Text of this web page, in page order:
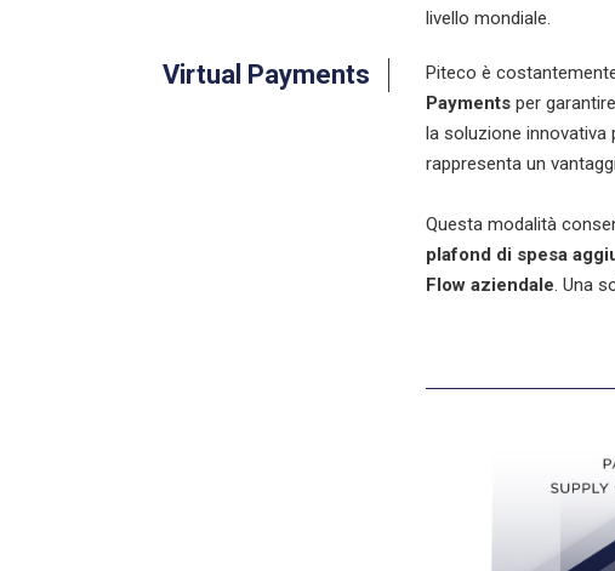
livello mondiale.
Virtual Payments Piteco è
Payments per
la soluzione innovativa
rappresenta un
Questa modalità
plafond di spesa
Flow aziendale . Una